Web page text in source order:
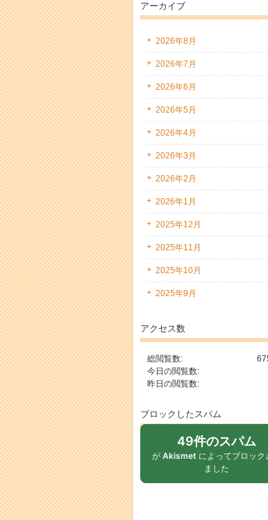
アーカイブ
2026年8月
2026年7月
2026年6月
2026年5月
2026年4月
2026年3月
2026年2月
2026年1月
2025年12月
2025年11月
2025年10月
2025年9月
アクセス数
総閲覧数:
今日の閲覧数:
昨日の閲覧数:
ブロックしたスパム
49件のスパム
が Akismet によってブロック
ました